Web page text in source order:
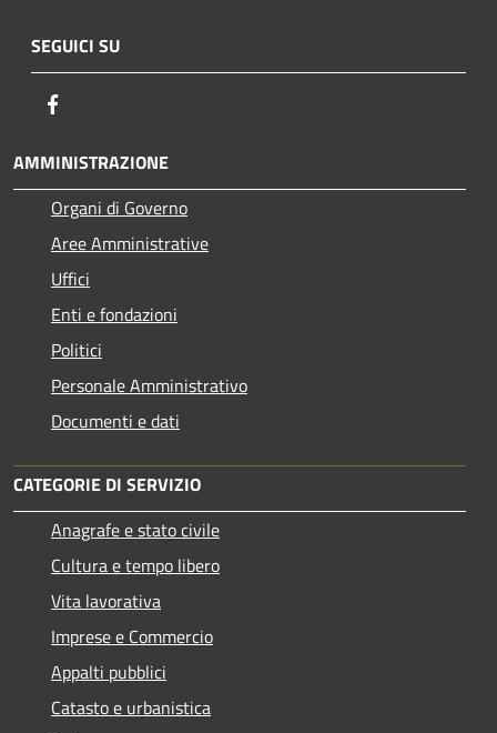
SEGUICI SU
AMMINISTRAZIONE
Organi di Governo
Aree Amministrative
Uffici
Enti e fondazioni
Politici
Personale Amministrativo
Documenti e dati
CATEGORIE DI SERVIZIO
Anagrafe e stato civile
Cultura e tempo libero
Vita lavorativa
Imprese e Commercio
Appalti pubblici
Catasto e urbanistica